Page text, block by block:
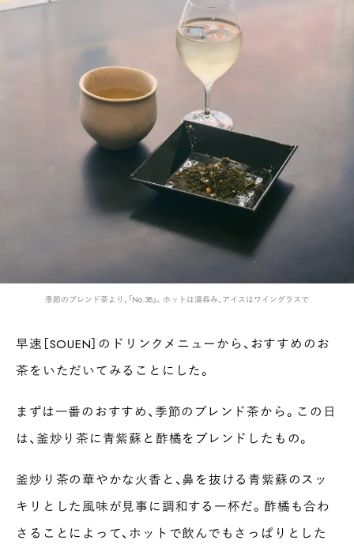
季節のブレンド茶より、「No.38」。ホットは湯呑み、アイスはワイングラスで
早速［SOUEN］のドリンクメニューから、おすすめのお
茶をいただいてみることにした。
まずは一番のおすすめ、季節のブレンド茶から。この日
は、釜炒り茶に青紫蘇と酢橘をブレンドしたもの。
釜炒り茶の華やかな火香と、鼻を抜ける青紫蘇のスッ
キリとした風味が見事に調和する一杯だ。酢橘も合わ
さることによって、ホットで飲んでもさっぱりとした